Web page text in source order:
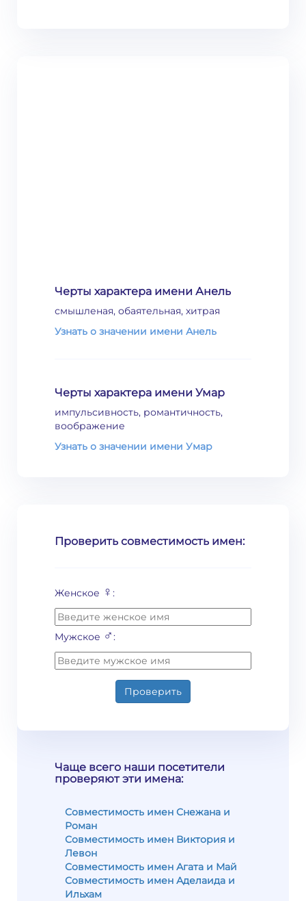
Черты характера имени Анель
смышленая, обаятельная, хитрая
Узнать о значении имени Анель
Черты характера имени Умар
импульсивность, романтичность,
воображение
Узнать о значении имени Умар
Проверить совместимость имен:
Женское ♀ :
Мужское ♂:
Проверить
Чаще всего наши посетители
проверяют эти имена:
Совместимость имен Снежана и
Роман
Совместимость имен Виктория и
Левон
Совместимость имен Агата и Май
Совместимость имен Аделаида и
Ильхам